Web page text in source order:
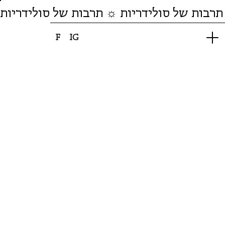
F IG
של סולידריות ☼ תרבות של סולידריות